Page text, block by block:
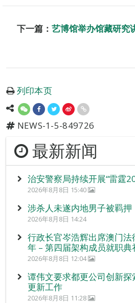
下一篇： 艺博馆举办馆藏研究
列印本页
NEWS-1-5-849726
最新新闻
治安警察局持续开展“雷霆
2026年8月8日 15:40
涉杀人未遂内地男子被羁押
2026年8月8日 14:24
行政长官岑浩辉出席澳门
年 – 第四届架构成员就职典
2026年8月8日 12:04
谭伟文要求都更公司创新
更新工作
2026年8月8日 11:28